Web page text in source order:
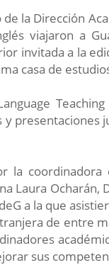
de la Dirección
viajaron a
invitada a la
casa de
y
la
Laura Ocharán,
a la que
de entre
sus